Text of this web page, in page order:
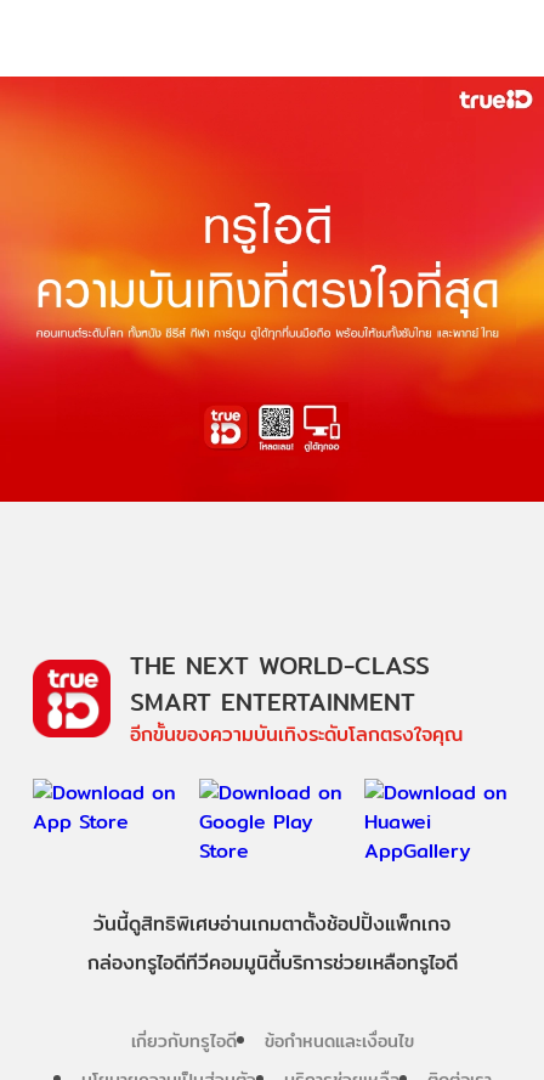
THE NEXT WORLD-CLASS
SMART ENTERTAINMENT
อีกขั้นของความบันเทิงระดับโลกตรงใจคุณ
วันนี้ดูสิทธิพิเศษอ่านเกมตาตั้งช้อปปิ้งแพ็กเกจ
กล่องทรูไอดีทีวีคอมมูนิตี้บริการช่วยเหลือทรูไอดี
เกี่ยวกับทรูไอดี
ข้อกำหนดและเงื่อนไข